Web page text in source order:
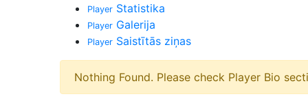
Player Statistika
Player Galerija
Player Saistītās ziņas
Nothing Found. Please check Player Bio